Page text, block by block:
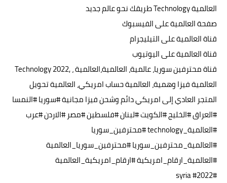
العالمية Technology طريقك نحو عالم جديد
صفحة العالمية على الفيسبوك
قناة العالمية على التيليجرام
قناة العالمية على اليوتيوب
قناة محترفين سوريا، عالمية، العالمية،العالمية Technology 202‪2, ،
العالمية فيزا وهمية، العالمية حساب امريكي، العالمية تحويل
المتجر العادي إلى امريكي دائم وشحن فيزا مجانية #سوريا #النمسا
#العراق #الخليج #الكويت #لبنان #فلسطين #مصر #الاردن #عرب
#العالمية_technology #محترفين_سوريا
#العالمية_محترفين_سوريا #محترفين_سوريا_العالمية
#العالمية_ارقام_امريكية #ارقام_امريكية_العالمية
#syria #2022